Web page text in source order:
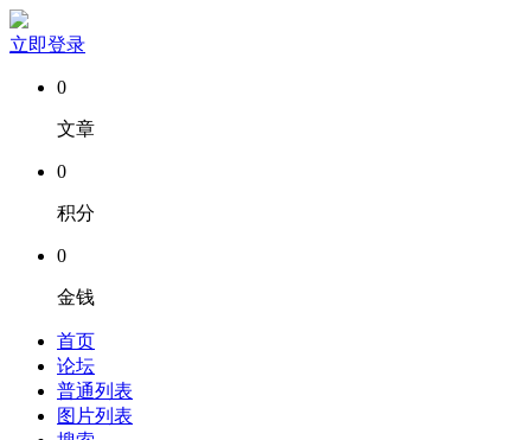
立即登录
0
文章
0
积分
0
金钱
首页
论坛
普通列表
图片列表